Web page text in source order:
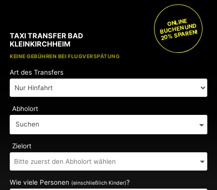
KOSTENLOSE KINDERSITZE
KEINE GEBÜHREN BEI FLUGVERSPÄTUNG
TAXI TRANSFER BAD
KLEINKIRCHHEIM
ONLINE
BUCHEN UND
20% SPAREN!
Art des Transfers
Abholort
Suchen
Zielort
Wie viele Personen (einschließlich Kinder)?